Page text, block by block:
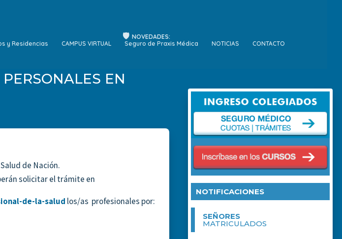
y Residencias
CAMPUS VIRTUAL
NOVEDADES:
Seguro de Praxis Médica
NOTICIAS CONTACTO
EN
de Nación.
solicitar el trámite en
de-la-salud los/as profesionales por:
NOTIFICACIONES
SEÑORES
MATRICULADOS